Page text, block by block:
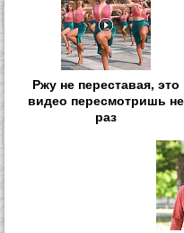
Ржу не переставая, это
видео пересмотришь не
раз